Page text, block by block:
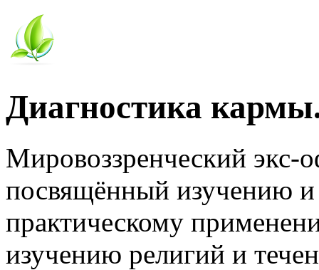
Диагностика
Мировоззренческий
посвящённый изучению
практическому
изучению религий и